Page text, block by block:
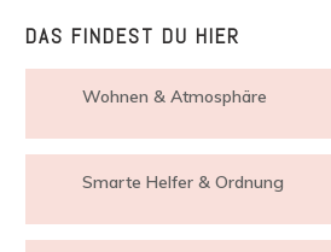
DAS FINDEST DU HIER
Wohnen & Atmosphäre
Smarte Helfer & Ordnung